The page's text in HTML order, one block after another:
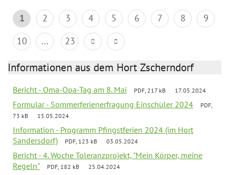
1 2 3 4 5 6 7 8
9
10
... 23
Informationen aus dem Hort Zscherndorf
Bericht - Oma-Opa-Tag am 8. Mai PDF, 217 kB 17.05.2024
Formular - Sommerferienerfragung Einschüler 2024
PDF,
73 kB
15.05.2024
Information - Programm Pfingstferien 2024 (im Hort
Sandersdorf)
PDF, 123 kB 03.05.2024
Bericht - 4. Woche Toleranzprojekt, "Mein Körper, meine
Regeln"
PDF, 182 kB 25.04.2024